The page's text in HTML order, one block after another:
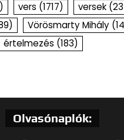
vers (1717) versek
Vörösmarty Mihály
értelmezés (183)
Olvasónaplók: